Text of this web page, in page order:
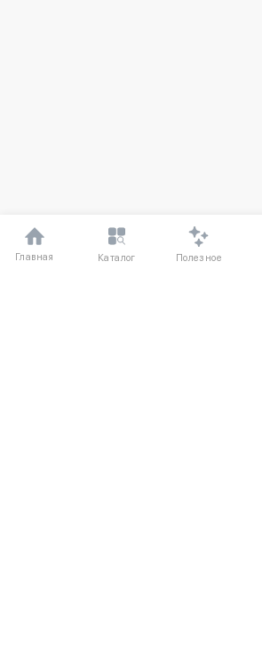
Главная Каталог Полезное